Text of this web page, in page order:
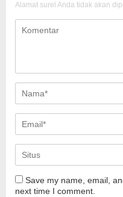
Alamat surel Anda tidak akan
Save my name, email,
next time I comment.